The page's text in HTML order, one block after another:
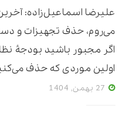
علیرضا اسماعیل‌زاده:
می‌روم، حذف تجهیزات و
اگر مجبور باشید بودجۀ
اولین موردی که حذف